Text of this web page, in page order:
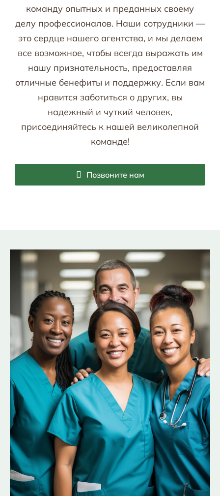
команду опытных и преданных своему
делу профессионалов. Наши сотрудники —
это сердце нашего агентства, и мы делаем
все возможное, чтобы всегда выражать им
нашу признательность, предоставляя
отличные бенефиты и поддержку. Если вам
нравится заботиться о других, вы
надежный и чуткий человек,
присоединяйтесь к нашей великолепной
команде!
Позвоните нам